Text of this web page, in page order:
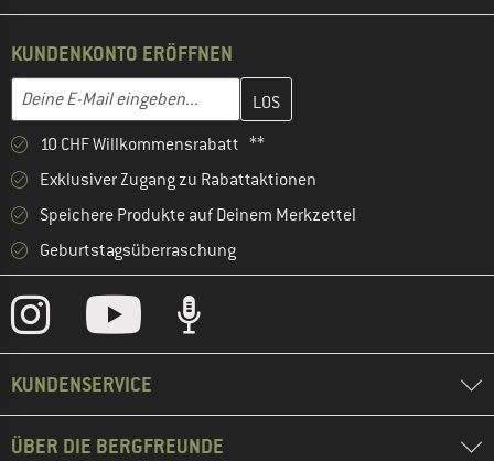
KUNDENKONTO ERÖFFNEN
E-Mail-Adresse
Gib hier deine E-Mail-Adresse ein und erstelle im nächsten
10 CHF Willkommensrabatt **
Exklusiver Zugang zu Rabattaktionen
Speichere Produkte auf Deinem Merkzettel
Geburtstagsüberraschung
KUNDENSERVICE
ÜBER DIE BERGFREUNDE